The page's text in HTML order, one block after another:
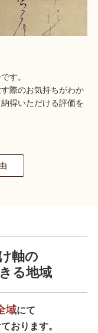
す。
際のお気持ちがわか
得いただける評価を
軸の
る地域
域にて
おります。